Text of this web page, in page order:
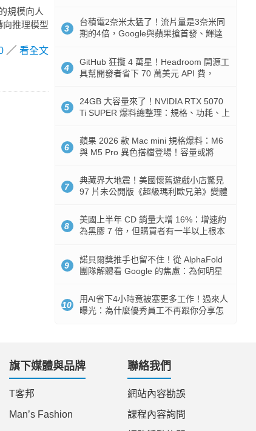
規模向人
推理模型
看全文
3
台積電2奈米太猛了！流片量是3奈米同
期的4倍，Google與蘋果搶首發、輝達
4
GitHub 狂攬 4 萬星！Headroom 開源工
具幫開發者省下 70 萬美元 API 費，
5
24GB 大容量來了！NVIDIA RTX 5070
Ti SUPER 爆料總整理：規格、功耗、上
6
蘋果 2026 款 Mac mini 規格爆料：M6
與 M5 Pro 異色搭檔登場！容量或將
7
典藏界大地震！美國懷舊遊戲小店驚見
97 片未公開版《超級瑪利歐兄弟》變體
8
美國上半年 CD 銷量大增 16%：增速約
為黑膠 7 倍，但購買者有一半以上根本
9
諾貝爾獎推手也留不住！從 AlphaFold
團隊解體看 Google 的焦慮：為何明星
10
用AI省下4小時竟被塞更多工作！過來人
曝光：為什麼優秀員工不再跟你分享怎
旗下媒體與品牌
T客邦
Man’s Fashion
聯絡我們
網站內容勘誤
課程內容詢問